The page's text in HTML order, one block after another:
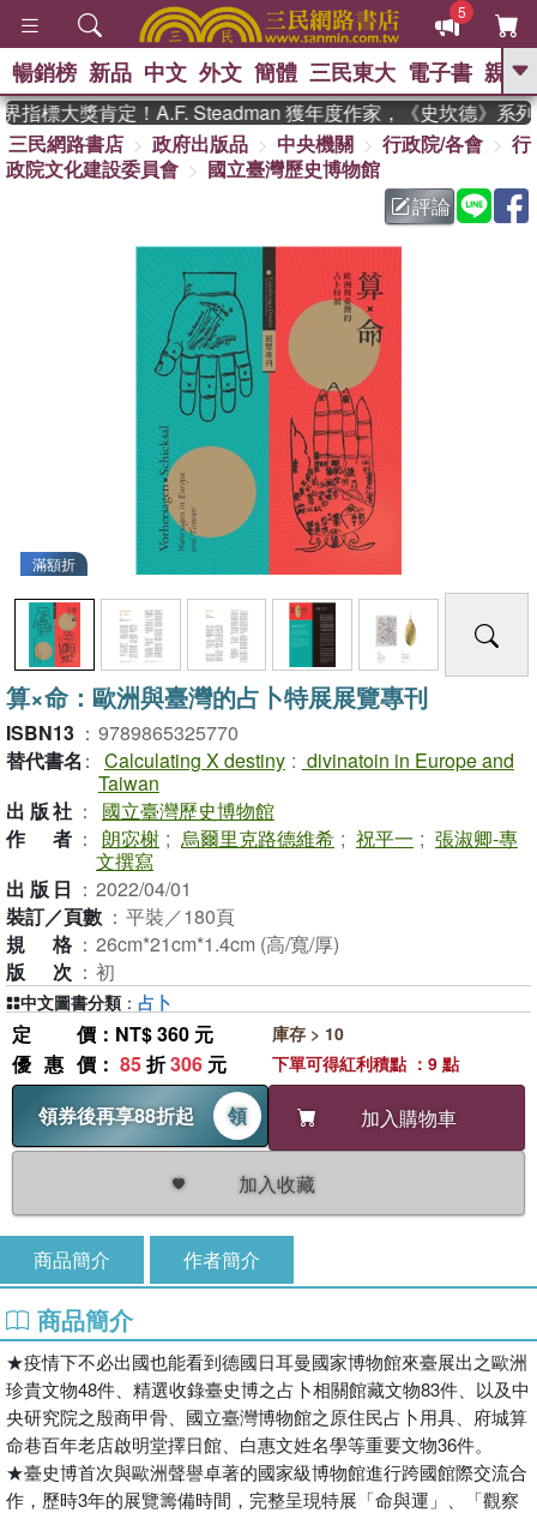
5
GO
熱搜： 東野圭吾 、 高希均教授回憶錄
、 The Odyssey 、
暑期推薦 、 國際布克
方念華 、 台灣的李
登輝時代 、 數學女孩：黎曼猜想
偉大的迷走神經
暢銷榜 新品 中文 外文 簡體 三民東大 電子書 親子
標大獎肯定！A.F. Steadman 獲年度作家，《史坎德》系列
三民網路書店
政府出版品 中央機關 行政院/各會
行
政院文化建設委員會
國立臺灣歷史博物館
評論
滿額折
算×命：歐洲與臺灣的占卜特展展覽專刊
ISBN13 ： 9789865325770
替代書名： Calculating X destiny : divinatoin in Europe and
Taiwan
出版社 ：
國立臺灣歷史博物館
作者 ： 朗宓榭 ; 烏爾里克路德維希 ; 祝平一 ; 張淑卿-專
文撰寫
出版日 ： 2022/04/01
裝訂／頁數 ： 平裝／180頁
規格 ： 26cm*21cm*1.4cm (高/寬/厚)
版次 ： 初
定價 ：NT$ 360 元
優惠價 ： 85折306 元
領券後再享88折起
領 加入購物車
加入收藏
庫存 > 10
下單可得紅利積點 ：9 點
中文圖書分類 ： 占卜
商品簡介 作者簡介
商品簡介
★疫情下不必出國也能看到德國日耳曼國家博物館來臺展出之歐洲
珍貴文物48件、精選收錄臺史博之占卜相關館藏文物83件、以及中
央研究院之殷商甲骨、國立臺灣博物館之原住民占卜用具、府城算
命巷百年老店啟明堂擇日館、白惠文姓名學等重要文物36件。
★臺史博首次與歐洲聲譽卓著的國家級博物館進行跨國館際交流合
作，歷時3年的展覽籌備時間，完整呈現特展「命與運」、「觀察